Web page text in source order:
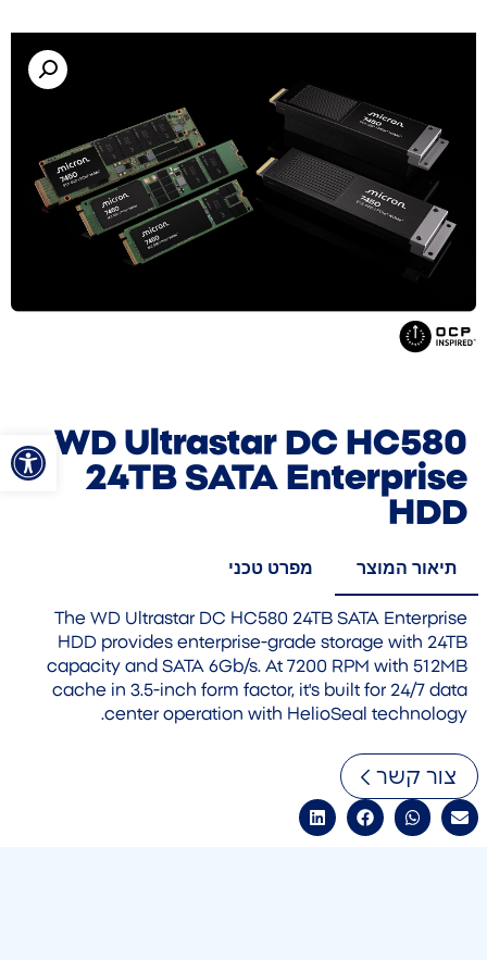
פתח WD Ultrastar DC HC580
24TB SATA Enterprise
HDD
תיאור המוצר מפרט טכני
The WD Ultrastar DC HC580 24TB SATA Enterprise
HDD provides enterprise-grade storage with 24TB
capacity and SATA 6Gb/s. At 7200 RPM with 512MB
cache in 3.5-inch form factor, it's built for 24/7 data
center operation with HelioSeal technology.
צור קשר